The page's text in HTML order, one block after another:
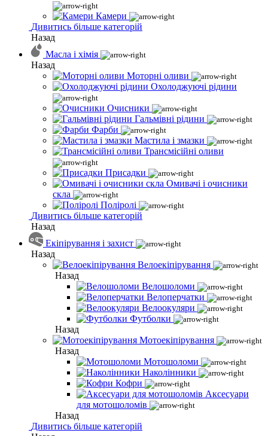
Камери
Дивитись більше категорій
Назад
Масла і хімія
Назад
Моторні оливи
Охолоджуючі рідини
Очисники
Гальмівні рідини
Фарби
Мастила і змазки
Трансмісійні оливи
Присадки
Омивачі і очисники
скла
Поліролі
Дивитись більше категорій
Назад
Екіпірування і захист
Назад
Велоекіпірування
Назад
Велошоломи
Велоперчатки
Велоокуляри
Футболки
Назад
Мотоекіпірування
Назад
Мотошоломи
Наколінники
Кофри
Аксесуари
для мотошоломів
Назад
Дивитись більше категорій